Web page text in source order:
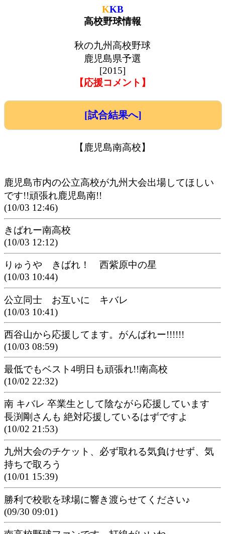
KKB
高校野球情報
秋の九州高校野球
鹿児島県予選
[2015]
【応援コメント】
[試合結果へ]
【鹿児島南高校】
鹿児島市内の公立高校が九州大会出場してほしい
です!!頑張れ鹿児島南!!
(10/03 12:46)
きばれー南高校
(10/03 12:12)
りゅうや きばれ！ 西紫原中の星
(10/03 10:44)
公立同士 お互いに キバレ
(10/03 10:41)
西谷山から応援してます。がんばれー!!!!!!
(10/03 08:59)
最低でもベスト4明日も頑張れ!!南高校
(10/02 22:32)
南 キバレ 卒業生として陰ながら応援しています
長渕剛さんも 絶対応援しているはずですよ
(10/02 21:53)
九州大会のチケット、必ず取れる気負けせず、気
持ちで取ろう
(10/01 15:39)
勝利で校歌を球場に響き渡らせてください♪
(09/30 09:01)